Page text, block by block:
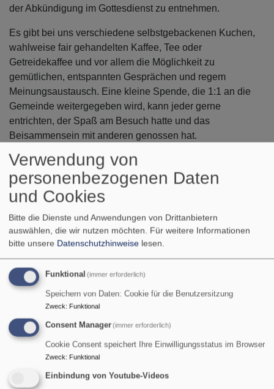
der Abkündigung im Gottesdienst zu entnehmen.
Es gibt bei uns verschiedene selbstgebackenen Kuchen,
wahlweise fair gehandelten Kaffee, Tee oder
Getreidekaffee und vor allem die Möglichkeit zu
gemütlichen, entspannten Gesprächen und regem
Meinungsaustausch. Eine kleine Spende, die 1:1 an die
Gemeinde weitergegeben wird, kann jeder gerne
entrichten, der Spaß am Besuch hatte und das
Beisammensein mit anderen genossen hat.
Bei schönem Wetter kann man im Kirchhof unter
Sonnenschirmen und in lauschigem Ambiente im Freien
sitzen und während der übrigen Zeit ist das Innere des
liebevoll gestalteten Sandsteinhäuschens ein gemütlicher
Rahmen, in dem man sich wohlfühlen und andere treffen
kann.
Alle, die Lust auf einen Besuch bei uns haben, sind
herzlich eingeladen vorbeizuschauen.
Wir freuen uns auf Sie!
Verwendung von
personenbezogenen Daten
und Cookies
Bitte die Dienste und Anwendungen von Drittanbietern
auswählen, die wir nutzen möchten. Für weitere Informationen
bitte unsere Datenschutzhinweise lesen.
Funktional (immer erforderlich)
Speichern von Daten: Cookie für die Benutzersitzung
Zweck: Funktional
Consent Manager(immer erforderlich)
Cookie Consent speichert Ihre Einwilligungsstatus im Browser
Zweck: Funktional
Einbindung von Youtube-Videos